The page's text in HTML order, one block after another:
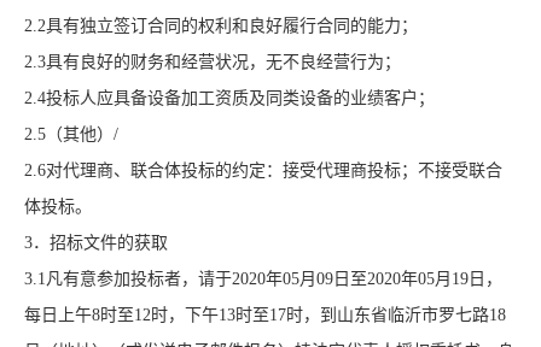
2.2具有独立签订合同的权利和良好履行合同的能力；
2.3具有良好的财务和经营状况，无不良经营行为；
2.4投标人应具备设备加工资质及同类设备的业绩客户；
2.5（其他）/
2.6对代理商、联合体投标的约定：接受代理商投标；不接受联合
体投标。
3．招标文件的获取
3.1凡有意参加投标者，请于2020年05月 09 日至2020年05月 19 日，
每日上午8时至12时，下午13时至17时，到山东省临沂市罗七路18